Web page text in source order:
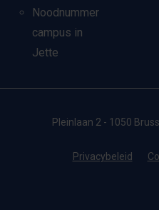
Noodnummer
campus in
Jette
Pleinlaan 2 - 1050
Privacybeleid